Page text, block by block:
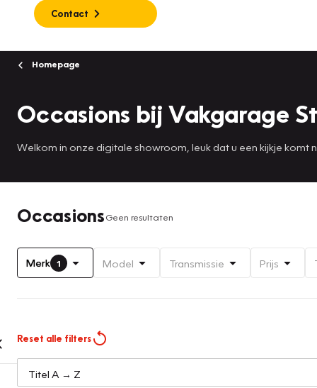
Contact
Homepage
Occasions bij Vakgarage
Welkom in onze digitale showroom, leuk dat u een kijkje komt
OccasionsGeen resultaten
Merk 1 Model Transmissie Prijs
Reset alle filters